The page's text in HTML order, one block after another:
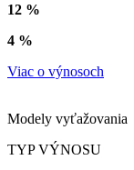
12 %
4 %
Viac o výnosoch
Modely vyťažovania
TYP VÝNOSU